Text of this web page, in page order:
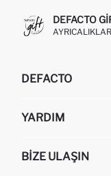
DEFACTO
DEFACTO
HAKKIMIZDA
KURUMSAL SATIŞ
YARDIM
SIPARIŞIMI NASIL
BIZE ULAŞIN